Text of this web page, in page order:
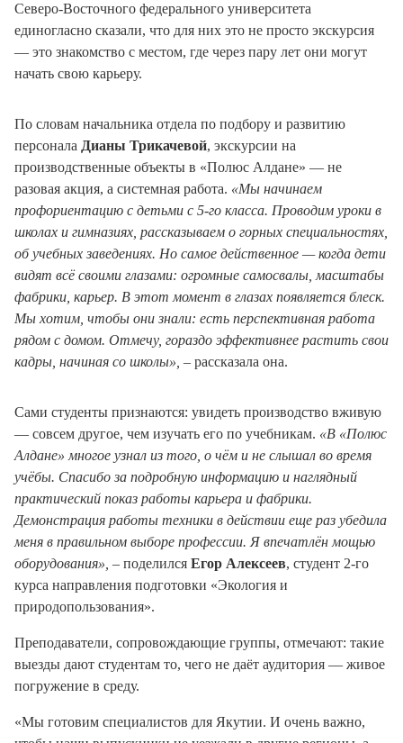
Северо-Восточного федерального университета
единогласно сказали, что для них это не просто экскурсия
— это знакомство с местом, где через пару лет они могут
начать свою карьеру.
По словам начальника отдела по подбору и развитию
персонала Дианы Трикачевой, экскурсии на
производственные объекты в «Полюс Алдане» — не
разовая акция, а системная работа. «Мы начинаем
профориентацию с детьми с 5-го класса. Проводим уроки в
школах и гимназиях, рассказываем о горных специальностях,
об учебных заведениях. Но самое действенное — когда дети
видят всё своими глазами: огромные самосвалы, масштабы
фабрики, карьер. В этот момент в глазах появляется блеск.
Мы хотим, чтобы они знали: есть перспективная работа
рядом с домом. Отмечу, гораздо эффективнее растить свои
кадры, начиная со школы», – рассказала она.
Сами студенты признаются: увидеть производство вживую
— совсем другое, чем изучать его по учебникам. «В «Полюс
Алдане» многое узнал из того, о чём и не слышал во время
учёбы. Спасибо за подробную информацию и наглядный
практический показ работы карьера и фабрики.
Демонстрация работы техники в действии еще раз убедила
меня в правильном выборе профессии. Я впечатлён мощью
оборудования», – поделился Егор Алексеев, студент 2-го
курса направления подготовки «Экология и
природопользования».
Преподаватели, сопровождающие группы, отмечают: такие
выезды дают студентам то, чего не даёт аудитория — живое
погружение в среду.
«Мы готовим специалистов для Якутии. И очень важно,